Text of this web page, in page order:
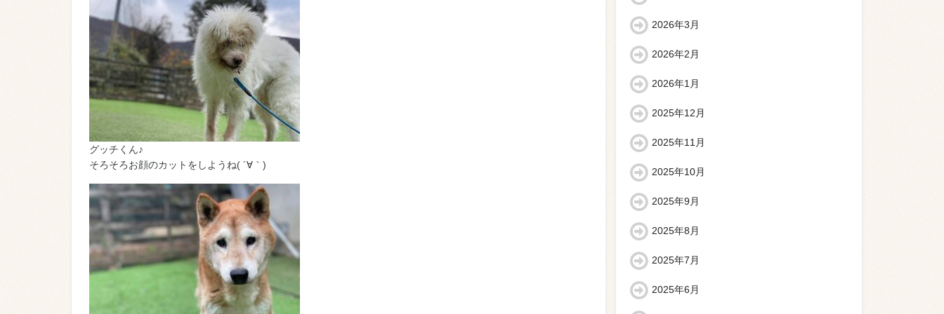
グッチくん♪
そろそろお顔のカットをしようね( ´∀｀)
2026年3月
2026年2月
2026年1月
2025年12月
2025年11月
2025年10月
2025年9月
2025年8月
2025年7月
2025年6月